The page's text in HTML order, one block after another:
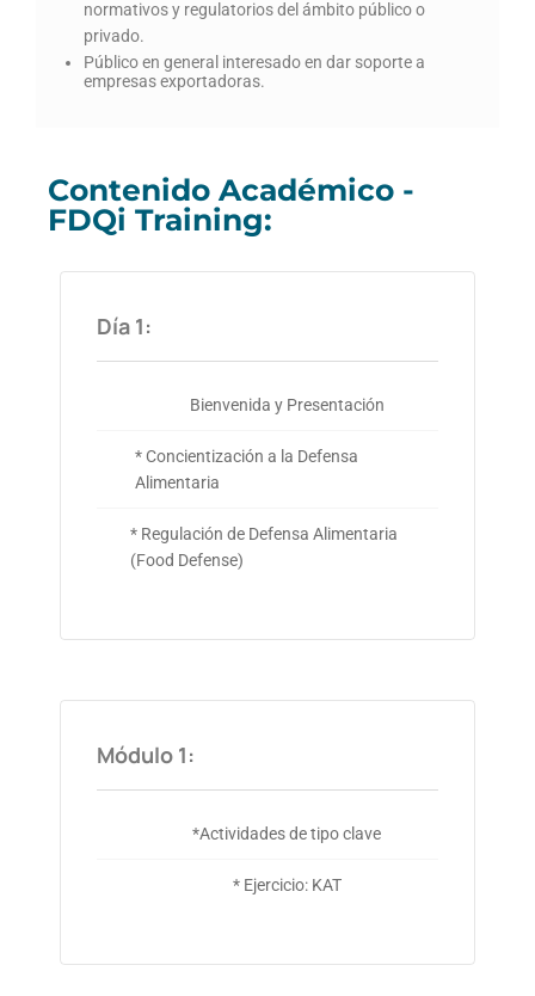
normativos y regulatorios del ámbito público o
privado.
Público en general interesado en dar soporte a
empresas exportadoras.
Contenido Académico -
FDQi Training:
Día 1:
Bienvenida y Presentación
* Concientización a la Defensa
Alimentaria
* Regulación de Defensa Alimentaria
(Food Defense)
Módulo 1:
*Actividades de tipo clave
* Ejercicio: KAT